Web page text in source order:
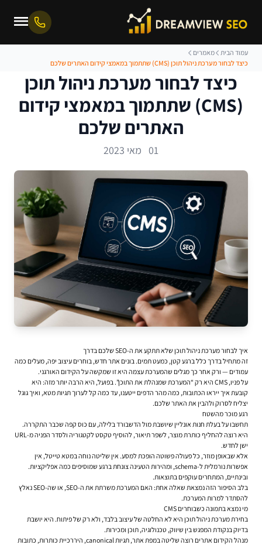
עמוד הבית
מאמרים
כיצד לבחור מערכת ניהול תוכן (CMS) שתתמוך במאמצי קידום האתרים שלכם
כיצד לבחור מערכת ניהול תוכן
(CMS) שתתמוך במאמצי קידום
האתרים שלכם
01 מאי 2023
איך לבחור מערכת ניהול תוכן שלא תתקע את ה-SEO שלכם בדרך
זה מתחיל בדרך כלל ברגע קטן, כמעט תמים. בונים אתר חדש, בוחרים עיצוב יפה, מעלים כמה
עמודים — ורק אחר כך מגלים שהמערכת עצמה היא זו שמקשה על הקידום האורגני.
על פניו, CMS היא רק “המערכת שמנהלת את התוכן”. בפועל, היא הרבה יותר מזה: היא
קובעת איך ייראו הכתובות, כמה מהר הדפים ייטענו, עד כמה קל לערוך תגיות מטא, ואיך גוגל
יצליח לסרוק ולהבין את האתר שלכם.
רגע מוכר מהשטח
תחשבו על בעלת חנות אונליין שיושבת מול הדשבורד בלילה, עם כוס קפה שכבר התקררה.
היא רוצה להחליף כותרת מוצר, לשפר תיאור, להוסיף טקסט לקטגוריה ולסדר הפניה מ-URL
ישן לחדש.
אלא שבאופן מוזר, כל פעולה פשוטה הופכת למסע. אין שליטה נוחה במטא טייטל, אין
אפשרות נורמלית ל-schema, ומהירות הטעינה צונחת ברגע שמוסיפים כמה אפליקציות.
ובינתיים, המתחרים עוקפים בתוצאות.
בלב הסיפור הזה נמצאת שאלה אחת: האם המערכת משרתת את ה-SEO, או שה-SEO נאלץ
להסתדר למרות המערכת.
מי נמצא בתמונה כשבוחרים CMS
בחירת מערכת ניהול תוכן היא לא החלטה של עיצוב בלבד, ולא רק של פיתוח. היא יושבת
בדיוק בנקודת המפגש בין שיווק, טכנולוגיה, תוכן ומכירות.
מנהל הקידום אתרים
רוצה שליטה במפת אתר, תגיות canonical, היררכיית כותרות, כתובות